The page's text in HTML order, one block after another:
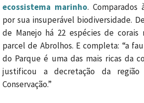
ecossistema marinho. Comparados
por sua insuperável biodiversidade.
de Manejo há 22 espécies de
parcel de Abrolhos. E completa: “a
do Parque é uma das mais ricas da
justificou a decretação da
Conservação.”